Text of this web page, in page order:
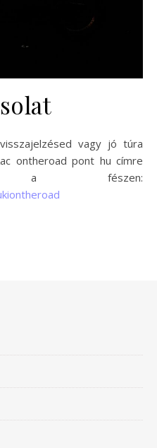
ontheroad pont hu címre
fészen: